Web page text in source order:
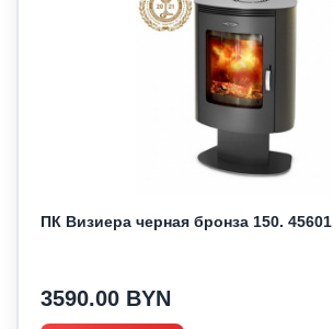
ПК Визиера черная бронза 150. 45601
3590.00 BYN